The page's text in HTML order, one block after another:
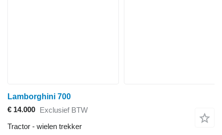
Lamborghini 700
€ 14.000 Exclusief BTW
Tractor - wielen trekker